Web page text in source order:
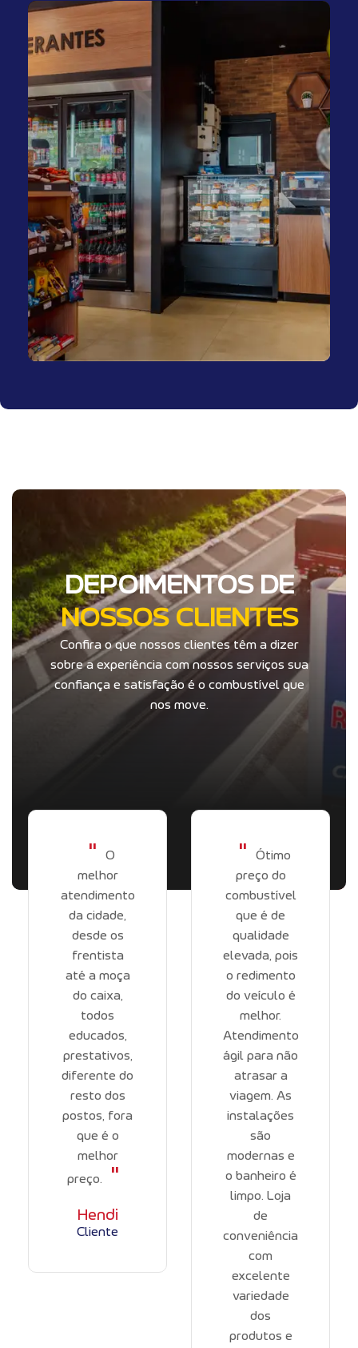
DEPOIMENTOS DE
NOSSOS CLIENTES
Confira o que nossos clientes têm a dizer
sobre a experiência com nossos serviços sua
confiança e satisfação é o combustível que
nos move.
"
O
melhor
atendimento
da cidade,
desde os
frentista
até a moça
do caixa,
todos
educados,
prestativos,
diferente do
resto dos
postos, fora
que é o
melhor
preço.
"
Hendi
Cliente
"
Ótimo
preço do
combustível
que é de
qualidade
elevada, pois
o redimento
do veículo é
melhor.
Atendimento
ágil para não
atrasar a
viagem. As
instalações
são
modernas e
o banheiro é
limpo. Loja
de
conveniência
com
excelente
variedade
dos
produtos e